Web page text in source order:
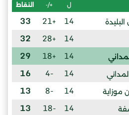
ل +/- النقاط
14
+21
33
14
+28
32
14
+18
29
14
-4
16
موزاية 14
-8
13
14
-18
13